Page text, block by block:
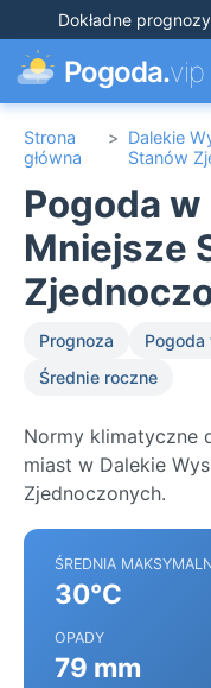
Dokładne
Pogoda.vip
Strona
główna
> Dalekie
Stanów
Pogoda
Mniejsze
Prognoza
Średnie roczne
Normy klimatyczne
miast w Dalekie
Zjednoczonych.
ŚREDNIA
30°C
OPADY
79 mm